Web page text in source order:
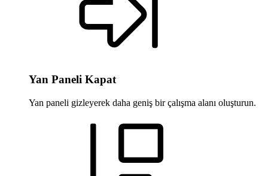
Yan Paneli Kapat
Yan paneli gizleyerek daha geniş bir çalışma alanı oluşturun.